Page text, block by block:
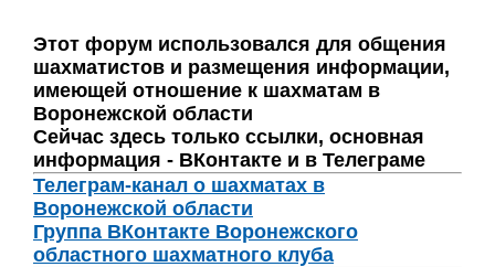
Этот форум использовался для общения
шахматистов и размещения информации,
имеющей отношение к шахматам в
Воронежской области
Сейчас здесь только ссылки, основная
информация - ВКонтакте и в Телеграме
Телеграм-канал о шахматах в
Воронежской области
Группа ВКонтакте Воронежского
областного шахматного клуба